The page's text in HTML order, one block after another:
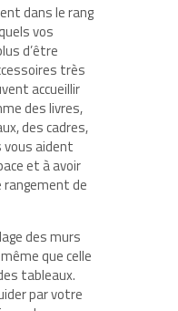
dans le rang
vos
d’être
très
accueillir
des livres,
des cadres,
aident
et à avoir
rangement de
des murs
que celle
tableaux.
par votre